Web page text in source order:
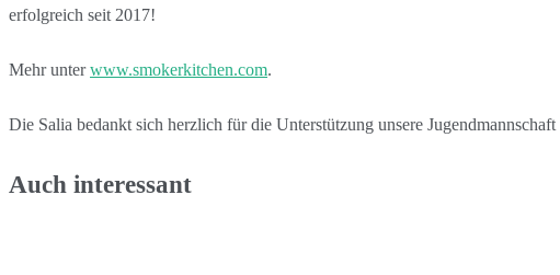
erfolgreich seit 2017!
Mehr unterwww.smokerkitchen.com.
Die Salia bedankt sich herzlich für die Unterstützung unsere
Auch interessant